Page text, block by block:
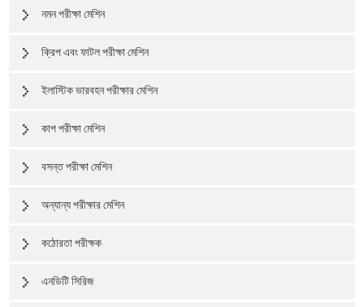
নমন পরীক্ষা মেশিন
ক্রিপ এবং ফাটল পরীক্ষা মেশিন
ইলাস্টিক ভারবহন পরীক্ষার মেশিন
কাপ পরীক্ষা মেশিন
বসন্ত পরীক্ষা মেশিন
অন্যান্য পরীক্ষার মেশিন
কঠোরতা পরীক্ষক
এনডিটি সিরিজ